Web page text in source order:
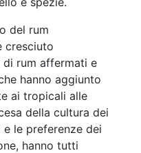
del rum
cresciuto
di rum affermati e
hanno aggiunto
ai tropicali alle
della cultura dei
le preferenze dei
hanno tutti